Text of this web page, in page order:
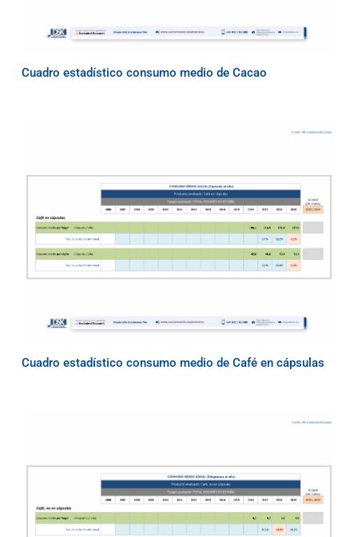
Cuadro estadístico consumo medio de Cacao
Cuadro estadístico consumo medio de Café en cápsulas